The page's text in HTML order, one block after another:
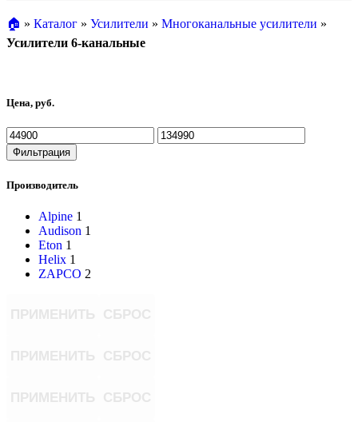
🏠︎ » Каталог » Усилители » Многоканальные усилители »
Усилители 6-канальные
Цена, руб.
Фильтрация
Производитель
Alpine 1
Audison 1
Eton 1
Helix 1
ZAPCO 2